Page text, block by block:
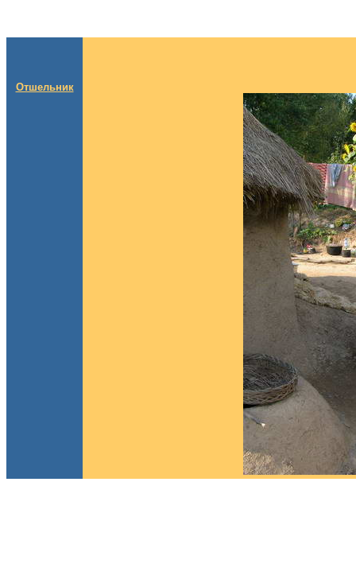
Отшельник